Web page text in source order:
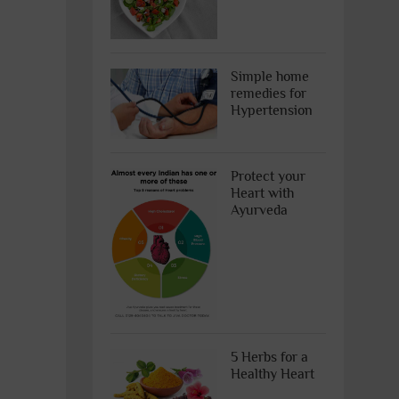
Simple home
remedies for
Hypertension
Protect your
Heart with
Ayurveda
5 Herbs for a
Healthy Heart